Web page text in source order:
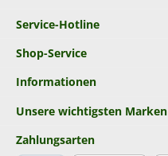
Service-Hotline
Shop-Service
Informationen
Unsere wichtigsten Marken
Zahlungsarten